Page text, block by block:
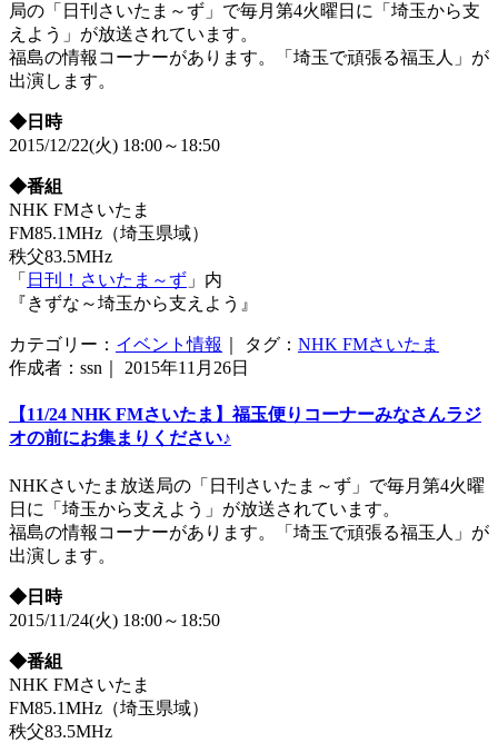
局の「日刊さいたま～ず」で毎月第4火曜日に「埼玉から支
えよう」が放送されています。
福島の情報コーナーがあります。「埼玉で頑張る福玉人」が
出演します。
◆日時
2015/12/22(火) 18:00～18:50
◆番組
NHK FMさいたま
FM85.1MHz（埼玉県域）
秩父83.5MHz
「 日刊！さいたま～ず 」内
『きずな～埼玉から支えよう』
カテゴリー： イベント情報 ｜ タグ： NHK FMさいたま
作成者：ssn｜ 2015年11月26日
【11/24 NHK FMさいたま】福玉便りコーナーみなさんラジ
オの前にお集まりください♪
NHKさいたま放送局の「日刊さいたま～ず」で毎月第4火曜
日に「埼玉から支えよう」が放送されています。
福島の情報コーナーがあります。「埼玉で頑張る福玉人」が
出演します。
◆日時
2015/11/24(火) 18:00～18:50
◆番組
NHK FMさいたま
FM85.1MHz（埼玉県域）
秩父83.5MHz